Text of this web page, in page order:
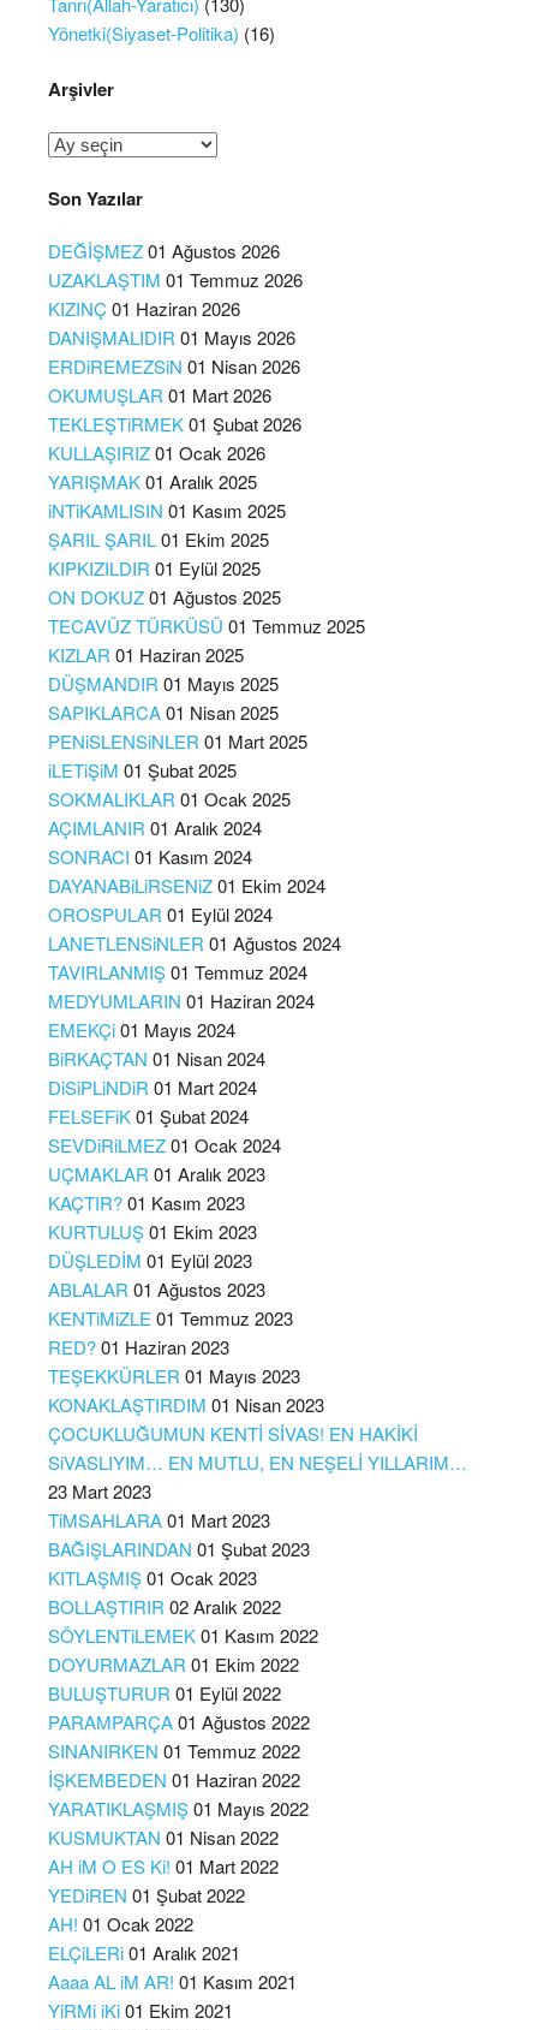
Yönetki(Siyaset-Politika) (16)
Arşivler
Arşivler
Son Yazılar
DEĞİŞMEZ01 Ağustos 2026
UZAKLAŞTIM 01 Temmuz 2026
KIZINÇ 01 Haziran 2026
DANIŞMALIDIR 01 Mayıs 2026
ERDiREMEZSiN 01 Nisan 2026
OKUMUŞLAR 01 Mart 2026
TEKLEŞTiRMEK01 Şubat 2026
KULLAŞIRIZ01 Ocak 2026
YARIŞMAK01 Aralık 2025
iNTiKAMLISIN 01 Kasım 2025
ŞARIL ŞARIL01 Ekim 2025
KIPKIZILDIR 01 Eylül 2025
ON DOKUZ01 Ağustos 2025
TECAVÜZ TÜRKÜSÜ 01 Temmuz 2025
KIZLAR 01 Haziran 2025
DÜŞMANDIR 01 Mayıs 2025
SAPIKLARCA01 Nisan 2025
PENiSLENSiNLER 01 Mart 2025
iLETiŞiM 01 Şubat 2025
SOKMALIKLAR 01 Ocak 2025
AÇIMLANIR 01 Aralık 2024
SONRACI 01 Kasım 2024
DAYANABiLiRSENiZ01 Ekim 2024
OROSPULAR 01 Eylül 2024
LANETLENSiNLER 01 Ağustos 2024
TAVIRLANMIŞ01 Temmuz 2024
MEDYUMLARIN 01 Haziran 2024
EMEKÇi01 Mayıs 2024
BiRKAÇTAN 01 Nisan 2024
DiSiPLiNDiR 01 Mart 2024
FELSEFiK01 Şubat 2024
SEVDiRiLMEZ01 Ocak 2024
UÇMAKLAR 01 Aralık 2023
KAÇTIR?01 Kasım 2023
KURTULUŞ01 Ekim 2023
DÜŞLEDİM 01 Eylül 2023
ABLALAR 01 Ağustos 2023
KENTiMiZLE 01 Temmuz 2023
RED?01 Haziran 2023
TEŞEKKÜRLER 01 Mayıs 2023
KONAKLAŞTIRDIM 01 Nisan 2023
ÇOCUKLUĞUMUN KENTİ SİVAS! EN HAKİKİ
SiVASLIYIM… EN MUTLU, EN NEŞELİ YILLARIM…
23 Mart 2023
TiMSAHLARA01 Mart 2023
BAĞIŞLARINDAN 01 Şubat 2023
KITLAŞMIŞ01 Ocak 2023
BOLLAŞTIRIR 02 Aralık 2022
SÖYLENTiLEMEK01 Kasım 2022
DOYURMAZLAR 01 Ekim 2022
BULUŞTURUR 01 Eylül 2022
PARAMPARÇA01 Ağustos 2022
SINANIRKEN 01 Temmuz 2022
İŞKEMBEDEN 01 Haziran 2022
YARATIKLAŞMIŞ01 Mayıs 2022
KUSMUKTAN 01 Nisan 2022
AH iM O ES Ki! 01 Mart 2022
YEDiREN 01 Şubat 2022
AH! 01 Ocak 2022
ELÇiLERi01 Aralık 2021
Aaaa AL iM AR! 01 Kasım 2021
YiRMi iKi01 Ekim 2021